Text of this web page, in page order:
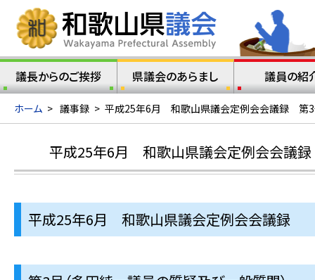
議長からのご挨拶 県議会のあらまし 議員の紹
ホーム > 議事録 > 平成25年6月 和歌山県議会定例会会議録 第3
平成25年6月 和歌山県議会定例会会議録
平成25年6月 和歌山県議会定例会会議録